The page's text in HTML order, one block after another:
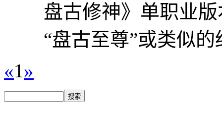
盘古修神》单职业
“盘古至尊”或类似
«1»